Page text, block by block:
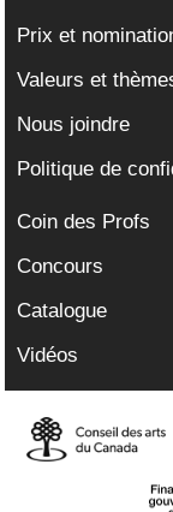
Prix et
Valeurs et
Nous joindre
Politique de
Coin des Profs
Concours
Catalogue
Vidéos